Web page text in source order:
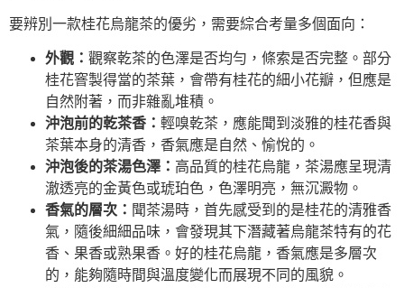
要辨別一款桂花烏龍茶的優劣，需要綜合考量多個面向：
外觀： 觀察乾茶的色澤是否均勻，條索是否完整。部分
桂花窨製得當的茶葉，會帶有桂花的細小花瓣，但應是
自然附著，而非雜亂堆積。
沖泡前的乾茶香： 輕嗅乾茶，應能聞到淡雅的桂花香與
茶葉本身的清香，香氣應是自然、愉悅的。
沖泡後的茶湯色澤： 高品質的桂花烏龍，茶湯應呈現清
澈透亮的金黃色或琥珀色，色澤明亮，無沉澱物。
香氣的層次： 聞茶湯時，首先感受到的是桂花的清雅香
氣，隨後細細品味，會發現其下潛藏著烏龍茶特有的花
香、果香或熟果香。好的桂花烏龍，香氣應是多層次
的，能夠隨時間與溫度變化而展現不同的風貌。